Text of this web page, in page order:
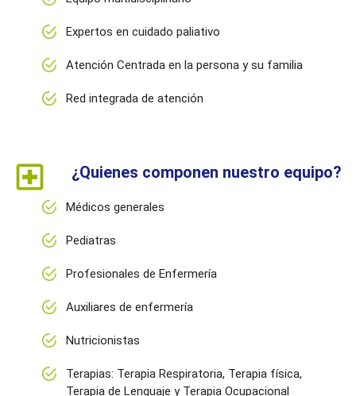
Expertos en cuidado paliativo
Atención Centrada en la persona y su familia
Red integrada de atención
¿Quienes componen nuestro equipo?
Médicos generales
Pediatras
Profesionales de Enfermería
Auxiliares de enfermería
Nutricionistas
Terapias: Terapia Respiratoria, Terapia física,
Terapia de Lenguaje y Terapia Ocupacional